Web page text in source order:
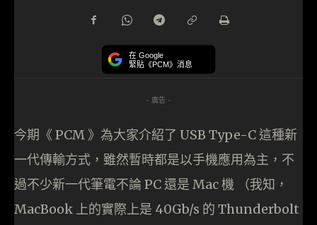
在 Google
緊貼《PCM》消息
- 廣告 -
今期《 PCM 》為大家介紹了 USB Type-C 這種新
一代傳輸方式，雖然暫時都是以手機應用為主，不
過不少新一代筆電不論 PC 還是 Mac 機 （我知，
MacBook 上的實際上是 40Gb/s 的 Thunderbolt